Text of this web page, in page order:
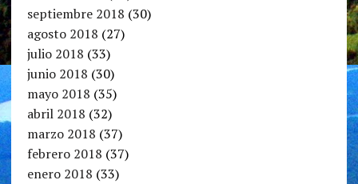
septiembre 2018 (30)
agosto 2018 (27)
julio 2018 (33)
junio 2018 (30)
mayo 2018 (35)
abril 2018 (32)
marzo 2018 (37)
febrero 2018 (37)
enero 2018 (33)